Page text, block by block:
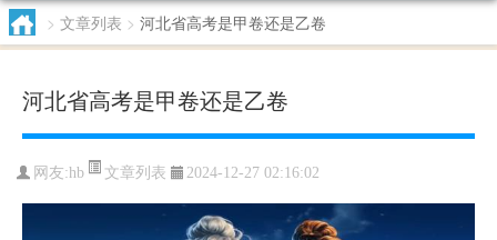
> 文章列表 > 河北省高考是甲卷还是乙卷
河北省高考是甲卷还是乙卷
网友:hb 文章列表 2024-12-27 02:16:02